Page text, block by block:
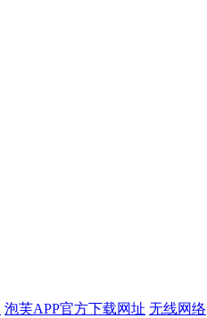
泡芙APP官方下载网址 无线网络